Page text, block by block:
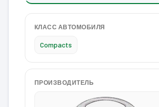
КЛАСС АВТОМОБИЛЯ
Compacts
ПРОИЗВОДИТЕЛЬ